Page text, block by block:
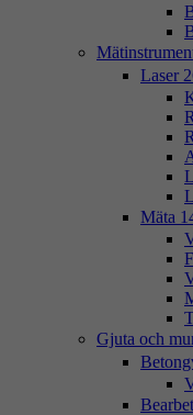
Laser
Mäta
Gjuta och